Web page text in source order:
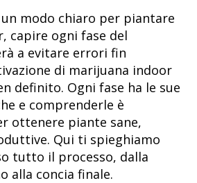
modo chiaro per piantare
capire ogni fase del
a evitare errori fin
di marijuana indoor
definito. Ogni fase ha le sue
e comprenderle è
ottenere piante sane,
Qui ti spieghiamo
tutto il processo, dalla
alla concia finale.